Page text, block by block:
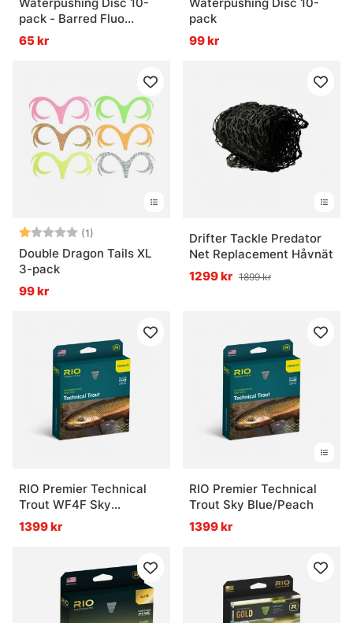
Waterpushing Disc 10-
pack - Barred Fluo
Orange
65 kr
Waterpushing Disc 10-
pack
99 kr
Betyg: (1)
1.0 utav 5 stjärnor
Double Dragon Tails XL
3-pack
99 kr
Drifter Tackle Predator
Net Replacement Håvnät
1299 kr 1899 kr
RIO Premier Technical
Trout WF4F Sky
Blue/Peach
1399 kr
RIO Premier Technical
Trout Sky Blue/Peach
1399 kr